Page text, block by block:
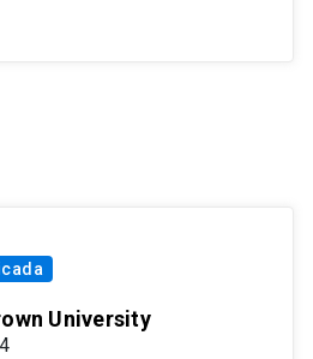
University